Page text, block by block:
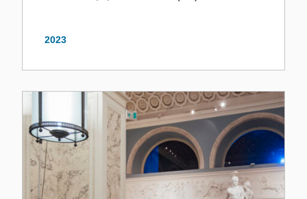
2023